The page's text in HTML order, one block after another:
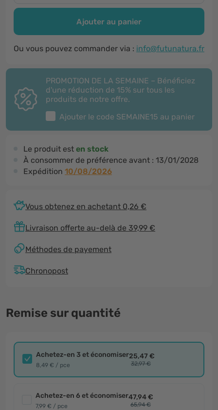
Ajouter au panier
Ou vous pouvez commander via : info@futunatura.fr
PROMOTION DE LA SEMAINE – Bénéficiez
d'une réduction de 15% sur tous les
produits de notre offre.
Ajouter le code SEMAINE15 au panier
Le produit est en stock
À consommer de préférence avant : 13/01/2028
Expédition 10/08/2026
Vous obtenez en achetant 0,26 €
Livraison offerte au-delà de 39,99 €
Méthodes de payement
Chronopost
Remise sur quantité
Achetez-en 3 et économiser
8,49 € / pce
25,47 €
32,97 €
Achetez-en 6 et économiser
7,99 € / pce
47,94 €
65,94 €